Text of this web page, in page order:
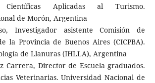
Científicas Aplicadas al Turismo.
de Morón, Argentina
Investigador asistente Comisión de
la Provincia de Buenos Aires (CICPBA).
de Llanuras (IHLLA), Argentina
Carrera, Director de Escuela graduados.
Veterinarias. Universidad Nacional de